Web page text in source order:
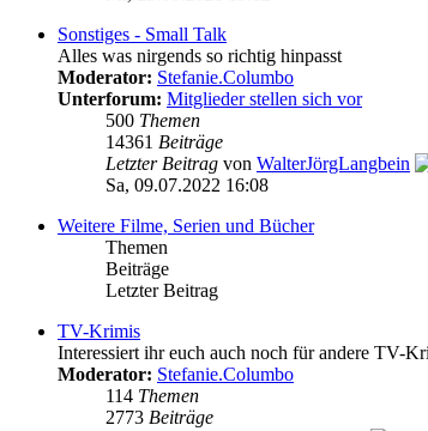
Sonstiges - Small Talk
Alles was nirgends so richtig hinpasst
Moderator: Stefanie.Columbo
Unterforum: Mitglieder stellen sich vor
500 Themen
14361 Beiträge
Letzter Beitrag von WalterJörgLangbein
Sa, 09.07.2022 16:08
Weitere Filme, Serien und Bücher
Themen
Beiträge
Letzter Beitrag
TV-Krimis
Interessiert ihr euch auch noch für andere TV-
Moderator: Stefanie.Columbo
114 Themen
2773 Beiträge